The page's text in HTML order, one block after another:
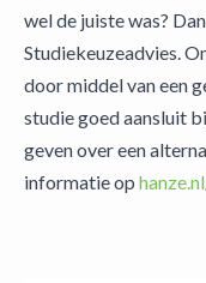
wel de juiste was?
Studiekeuzeadvies.
door middel van een
studie goed aansluit
geven over een
informatie op